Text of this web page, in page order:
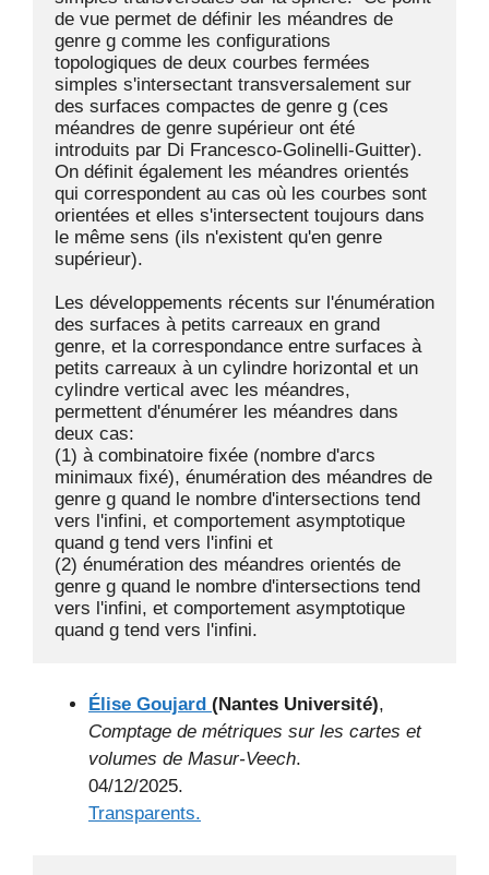
de vue permet de définir les méandres de
genre g comme les configurations
topologiques de deux courbes fermées
simples s'intersectant transversalement sur
des surfaces compactes de genre g (ces
méandres de genre supérieur ont été
introduits par Di Francesco-Golinelli-Guitter).
On définit également les méandres orientés
qui correspondent au cas où les courbes sont
orientées et elles s'intersectent toujours dans
le même sens (ils n'existent qu'en genre
supérieur).
Les développements récents sur l'énumération
des surfaces à petits carreaux en grand
genre, et la correspondance entre surfaces à
petits carreaux à un cylindre horizontal et un
cylindre vertical avec les méandres,
permettent d'énumérer les méandres dans
deux cas:
(1) à combinatoire fixée (nombre d'arcs
minimaux fixé), énumération des méandres de
genre g quand le nombre d'intersections tend
vers l'infini, et comportement asymptotique
quand g tend vers l'infini et
(2) énumération des méandres orientés de
genre g quand le nombre d'intersections tend
vers l'infini, et comportement asymptotique
Élise Goujard (Nantes Université),
Comptage de métriques sur les cartes et
volumes de Masur-Veech.
04/12/2025.
Transparents.